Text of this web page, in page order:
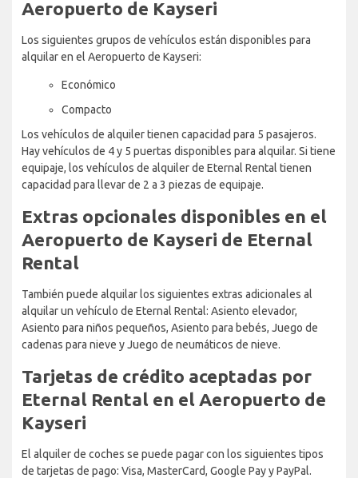
Aeropuerto de Kayseri
Los siguientes grupos de vehículos están disponibles para
alquilar en el Aeropuerto de Kayseri:
Económico
Compacto
Los vehículos de alquiler tienen capacidad para 5 pasajeros.
Hay vehículos de 4 y 5 puertas disponibles para alquilar. Si tiene
equipaje, los vehículos de alquiler de Eternal Rental tienen
capacidad para llevar de 2 a 3 piezas de equipaje.
Extras opcionales disponibles en el
Aeropuerto de Kayseri de Eternal
Rental
También puede alquilar los siguientes extras adicionales al
alquilar un vehículo de Eternal Rental: Asiento elevador,
Asiento para niños pequeños, Asiento para bebés, Juego de
cadenas para nieve y Juego de neumáticos de nieve.
Tarjetas de crédito aceptadas por
Eternal Rental en el Aeropuerto de
Kayseri
El alquiler de coches se puede pagar con los siguientes tipos
de tarjetas de pago: Visa, MasterCard, Google Pay y PayPal.